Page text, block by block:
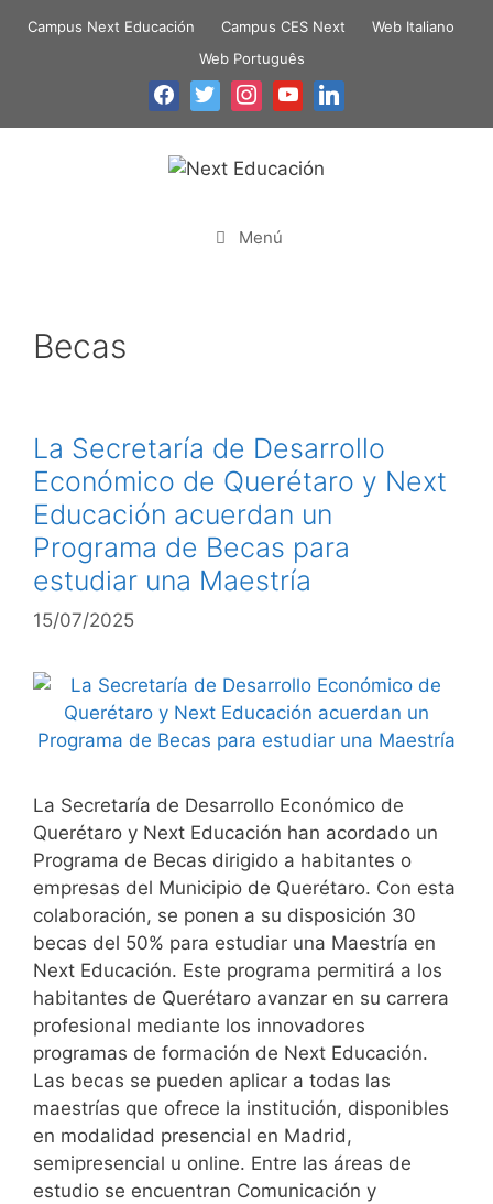
Campus Next Educación Campus CES Next
Web Italiano
Web Português
Menú
Becas
La Secretaría de Desarrollo
Económico de Querétaro y Next
Educación acuerdan un
Programa de Becas para
estudiar una Maestría
15/07/2025
La Secretaría de Desarrollo Económico de
Querétaro y Next Educación han acordado un
Programa de Becas dirigido a habitantes o
empresas del Municipio de Querétaro. Con esta
colaboración, se ponen a su disposición 30
becas del 50% para estudiar una Maestría en
Next Educación. Este programa permitirá a los
habitantes de Querétaro avanzar en su carrera
profesional mediante los innovadores
programas de formación de Next Educación.
Las becas se pueden aplicar a todas las
maestrías que ofrece la institución, disponibles
en modalidad presencial en Madrid,
semipresencial u online. Entre las áreas de
estudio se encuentran Comunicación y